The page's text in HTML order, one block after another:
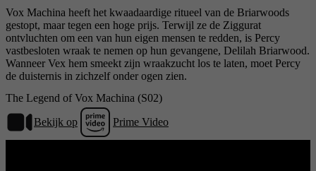
Vox Machina heeft het kwaadaardige ritueel van de Briarwoods
gestopt, maar tegen een hoge prijs. Terwijl ze de Ziggurat
ontvluchten om een ​​van hun eigen mensen te redden, is Percy
vastbesloten wraak te nemen op hun gevangene, Delilah Briarwood.
Wanneer Vex hem smeekt zijn wraakzucht los te laten, moet Percy
de duisternis in zichzelf onder ogen zien.
The Legend of Vox Machina (S02)
Bekijk op
Prime Video